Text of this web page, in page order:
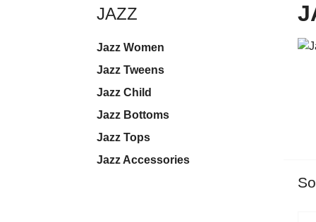
JAZZ
Jazz Women
Jazz Tweens
Jazz Child
Jazz Bottoms
Jazz Tops
Jazz Accessories